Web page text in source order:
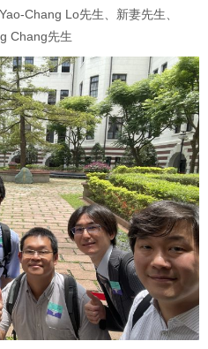
Chang Lo先生、新妻先生、
Chang先生